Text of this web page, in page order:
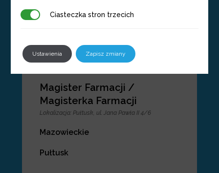
Szczegóły
Magister Farmacji /
Magisterka Farmacji
Lokalizacja: Pułtusk, ul. Jana Pawła II 4/6
Mazowieckie
Pułtusk
Ciasteczka stron trzecich
Ciasteczka stron trzecich
Ustawienia Zapisz zmiany